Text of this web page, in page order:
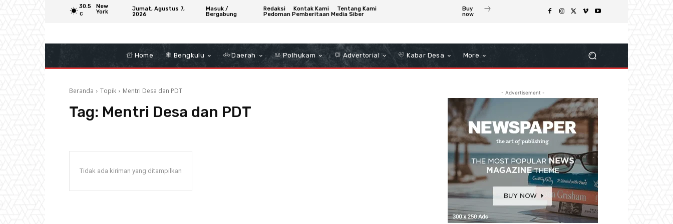
30.5
C
New
York
Jumat, Agustus 7,
2026
Masuk /
Bergabung
Redaksi Kontak Kami
Tentang Kami
Pedoman Pemberitaan Media Siber
Buy
now
Home Bengkulu Daerah Polhukam Advertorial Kabar Desa More
Beranda Topik Mentri Desa dan PDT
Tag: Mentri Desa dan PDT
Tidak ada kiriman yang ditampilkan
- Advertisement -